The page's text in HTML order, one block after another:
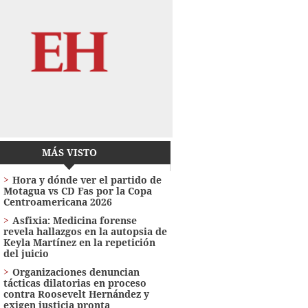
MÁS VISTO
Hora y dónde ver el partido de
Motagua vs CD Fas por la Copa
Centroamericana 2026
Asfixia: Medicina forense
revela hallazgos en la autopsia de
Keyla Martínez en la repetición
del juicio
Organizaciones denuncian
tácticas dilatorias en proceso
contra Roosevelt Hernández y
exigen justicia pronta